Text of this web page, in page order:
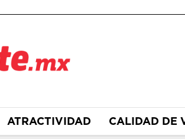
ATRACTIVIDAD CALIDAD DE